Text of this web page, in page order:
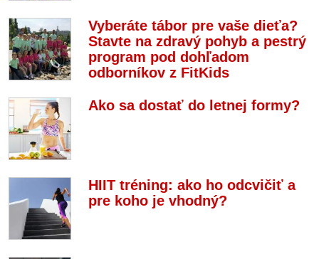
Vyberáte tábor pre vaše dieťa?
Stavte na zdravý pohyb a pestrý
program pod dohľadom
odborníkov z FitKids
Ako sa dostať do letnej formy?
HIIT tréning: ako ho odcvičiť a
pre koho je vhodný?